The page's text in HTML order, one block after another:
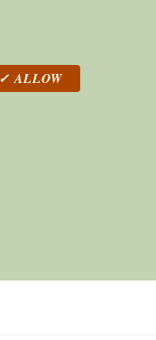
✓ ALLOW